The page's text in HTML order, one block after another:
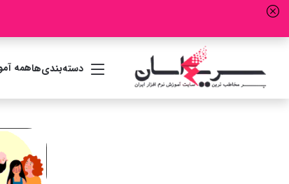
دسته‌بندی‌هاهمه